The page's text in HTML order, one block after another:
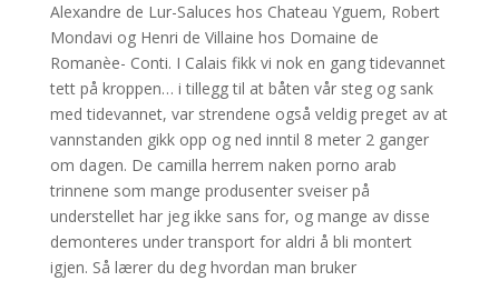
Alexandre de Lur-Saluces hos Chateau Yguem, Robert
Mondavi og Henri de Villaine hos Domaine de
Romanèe- Conti. I Calais fikk vi nok en gang tidevannet
tett på kroppen… i tillegg til at båten vår steg og sank
med tidevannet, var strendene også veldig preget av at
vannstanden gikk opp og ned inntil 8 meter 2 ganger
om dagen. De camilla herrem naken porno arab
trinnene som mange produsenter sveiser på
understellet har jeg ikke sans for, og mange av disse
demonteres under transport for aldri å bli montert
igjen. Så lærer du deg hvordan man bruker